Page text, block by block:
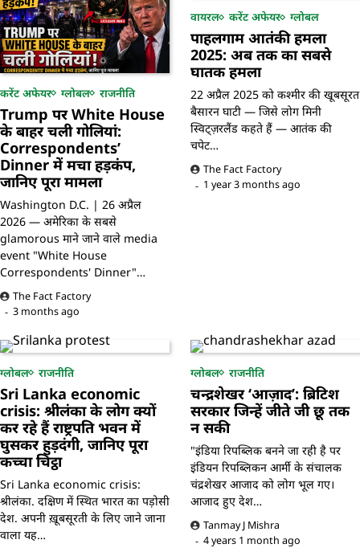
करेंट अफेयर ग्लोबल राजनीति
Trump पर White House
के बाहर चली गोलियां:
Correspondents’
Dinner में मचा हड़कंप,
जानिए पूरा मामला
Washington D.C. | 26 अप्रैल
2026 — अमेरिका के सबसे
glamorous माने जाने वाले media
event "White House
Correspondents' Dinner"…
The Fact Factory
3 months ago
वायरल करेंट अफेयर ग्लोबल
पाहलगाम आतंकी हमला
2025: अब तक का सबसे
घातक हमला
22 अप्रैल 2025 को कश्मीर की खूबसूरत
बैसारन घाटी — जिसे लोग मिनी
स्विट्ज़रलैंड कहते हैं — आतंक की
चपेट…
The Fact Factory
1 year 3 months ago
ग्लोबल राजनीति
Sri Lanka economic
crisis: श्रीलंका के लोग क्यों
कर रहे हैं राष्ट्रपति भवन में
घुसकर हुड़दंगी, जानिए पूरा
कच्चा चिट्ठा
Sri Lanka economic crisis:
श्रीलंका. दक्षिण में स्थित भारत का पड़ोसी
देश. अपनी ख़ूबसूरती के लिए जाने जाना
वाला यह…
ग्लोबल राजनीति
चन्द्रशेखर ‘आज़ाद’: ब्रिटिश
सरकार जिन्हें जीते जी छू तक
न सकी
"इंडिया रिपब्लिक बनने जा रही है पर
इंडियन रिपब्लिकन आर्मी के संचालक
चंद्रशेखर आजाद को लोग भूल गए।
आजाद हुए देश…
Tanmay J Mishra
4 years 1 month ago